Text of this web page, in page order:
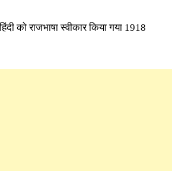
को राजभाषा स्वीकार किया गया 1918